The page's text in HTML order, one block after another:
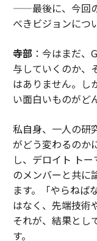
——最後に、今回
べきビジョンにつ
寺部 ：今はまだ、
与していくのか、
はありません。し
い面白いものがど
私自身、一人の研
がどう変わるのか
し、デロイト ト
のメンバーと共に
ます。「やらねば
はなく、先端技術
それが、結果とし
す。